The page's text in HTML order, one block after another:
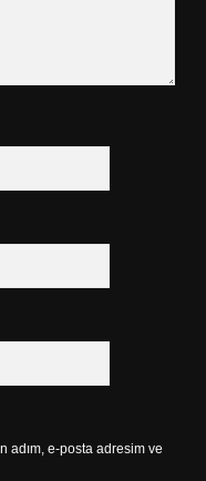
adım, e-posta adresim ve